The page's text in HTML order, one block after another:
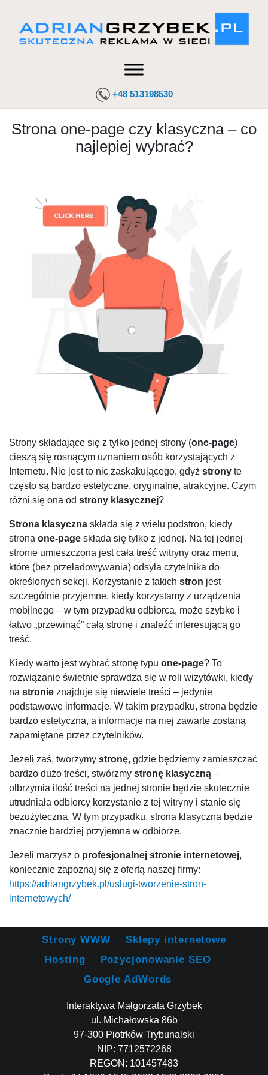
+48 513198530
Strona one-page czy klasyczna – co
najlepiej wybrać?
Strony składające się z tylko jednej strony (one-page)
cieszą się rosnącym uznaniem osób korzystających z
Internetu. Nie jest to nic zaskakującego, gdyż strony te
często są bardzo estetyczne, oryginalne, atrakcyjne. Czym
różni się ona od strony klasycznej?
Strona klasyczna składa się z wielu podstron, kiedy
strona one-page składa się tylko z jednej. Na tej jednej
stronie umieszczona jest cała treść witryny oraz menu,
które (bez przeładowywania) odsyła czytelnika do
określonych sekcji. Korzystanie z takich stron jest
szczególnie przyjemne, kiedy korzystamy z urządzenia
mobilnego – w tym przypadku odbiorca, może szybko i
łatwo „przewinąć” całą stronę i znaleźć interesującą go
treść.
Kiedy warto jest wybrać stronę typu one-page? To
rozwiązanie świetnie sprawdza się w roli wizytówki, kiedy
na stronie znajduje się niewiele treści – jedynie
podstawowe informacje. W takim przypadku, strona będzie
bardzo estetyczna, a informacje na niej zawarte zostaną
zapamiętane przez czytelników.
Jeżeli zaś, tworzymy stronę, gdzie będziemy zamieszczać
bardzo dużo treści, stwórzmy stronę klasyczną –
olbrzymia ilość treści na jednej stronie będzie skutecznie
utrudniała odbiorcy korzystanie z tej witryny i stanie się
bezużyteczna. W tym przypadku, strona klasyczna będzie
znacznie bardziej przyjemna w odbiorze.
Jeżeli marzysz o profesjonalnej stronie internetowej,
koniecznie zapoznaj się z ofertą naszej firmy:
https://adriangrzybek.pl/uslugi-tworzenie-stron-
internetowych/
Strony WWW
Sklepy internetowe
Hosting
Pozycjonowanie SEO
Google AdWords
Interaktywa Małgorzata Grzybek
ul. Michałowska 86b
97-300 Piotrków Trybunalski
NIP: 7712572268
REGON: 101457483